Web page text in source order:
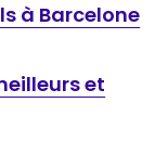
à Barcelone
et